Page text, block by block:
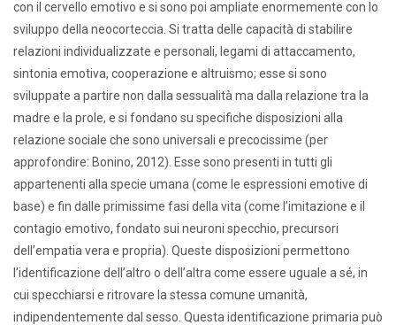
con il cervello emotivo e si sono poi ampliate enormemente con lo
sviluppo della neocorteccia. Si tratta delle capacità di stabilire
relazioni individualizzate e personali, legami di attaccamento,
sintonia emotiva, cooperazione e altruismo; esse si sono
sviluppate a partire non dalla sessualità ma dalla relazione tra la
madre e la prole, e si fondano su specifiche disposizioni alla
relazione sociale che sono universali e precocissime (per
approfondire: Bonino, 2012). Esse sono presenti in tutti gli
appartenenti alla specie umana (come le espressioni emotive di
base) e fin dalle primissime fasi della vita (come l’imitazione e il
contagio emotivo, fondato sui neuroni specchio, precursori
dell’empatia vera e propria). Queste disposizioni permettono
l’identificazione dell’altro o dell’altra come essere uguale a sé, in
cui specchiarsi e ritrovare la stessa comune umanità,
indipendentemente dal sesso. Questa identificazione primaria può